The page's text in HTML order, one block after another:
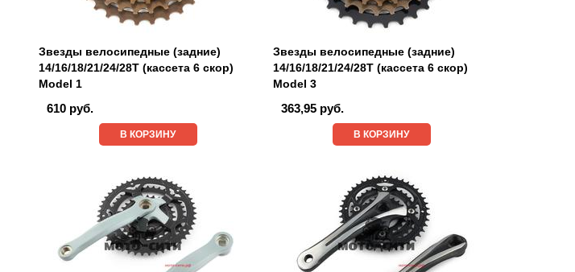
Звезды велосипедные (задние)
14/16/18/21/24/28T (кассета 6 скор)
Model 1
610 руб.
В КОРЗИНУ
Звезды велосипедные (задние)
14/16/18/21/24/28T (кассета 6 скор)
Model 3
363,95 руб.
В КОРЗИНУ